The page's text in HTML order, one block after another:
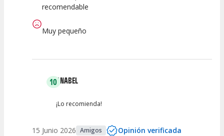
recomendable
Muy pequeño
10ANABEL
¡Lo recomienda!
15 Junio 2026 Amigos Opinión verificada